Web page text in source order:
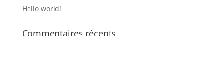
Hello world!
Commentaires récents